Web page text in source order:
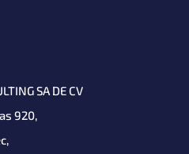
SA DE CV
920,